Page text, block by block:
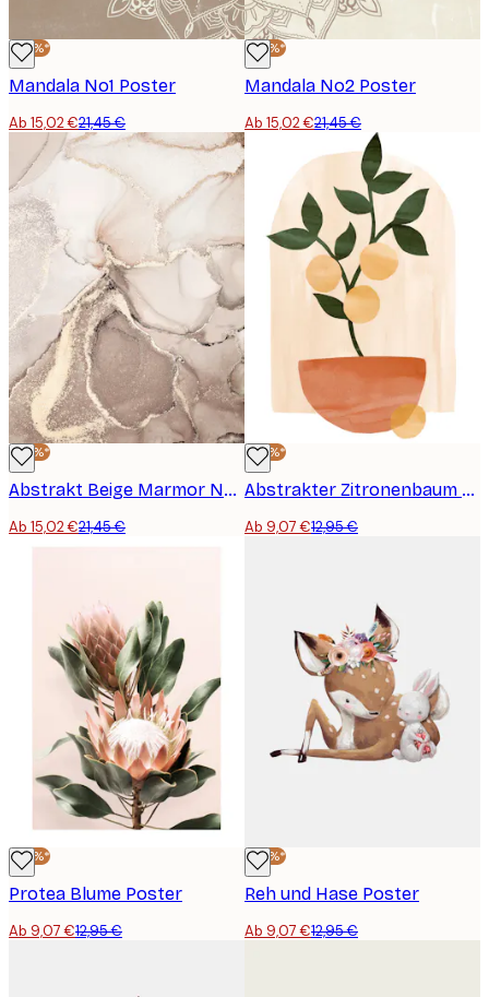
-30%*
Mandala No1 Poster
Ab 15,02 €21,45 €
-30%*
Mandala No2 Poster
Ab 15,02 €21,45 €
-30%*
Abstrakt Beige Marmor No2 Poster
Ab 15,02 €21,45 €
-30%*
Abstrakter Zitronenbaum Poster
Ab 9,07 €12,95 €
-30%*
Protea Blume Poster
Ab 9,07 €12,95 €
-30%*
Reh und Hase Poster
Ab 9,07 €12,95 €